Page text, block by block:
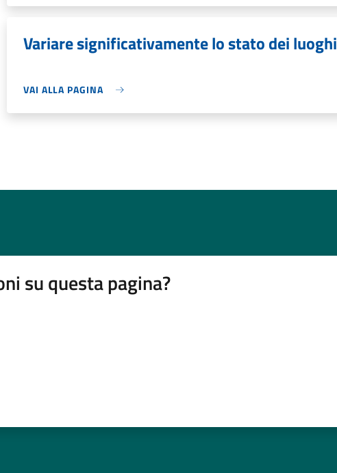
Variare significativamente lo stato dei luoghi
VAI ALLA PAGINA
su questa pagina?